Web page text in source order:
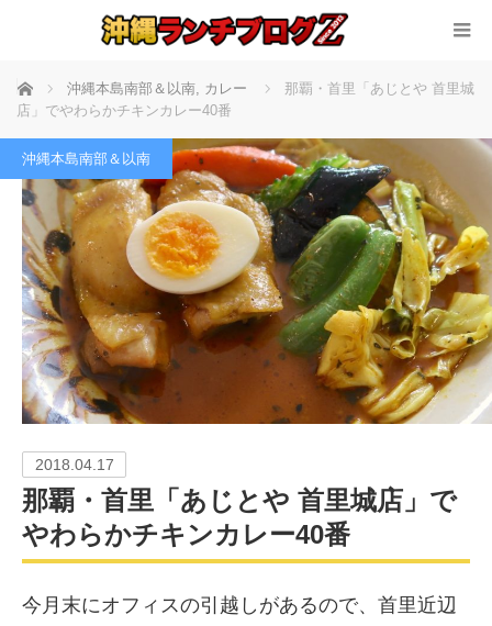
ホーム 沖縄本島南部＆以南, カレー
那覇・首里「あじとや 首里城
店」でやわらかチキンカレー40番
沖縄本島南部＆以南
2018.04.17
那覇・首里「あじとや 首里城店」で
やわらかチキンカレー40番
今月末にオフィスの引越しがあるので、首里近辺